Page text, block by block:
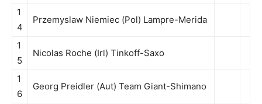
1
4
Przemyslaw Niemiec (Pol) Lampre-Merida
1
5
Nicolas Roche (Irl) Tinkoff-Saxo
1
6
Georg Preidler (Aut) Team Giant-Shimano